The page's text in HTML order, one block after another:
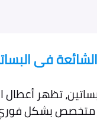
الشائعة فى
تظهر أعطال
بشكل فوري